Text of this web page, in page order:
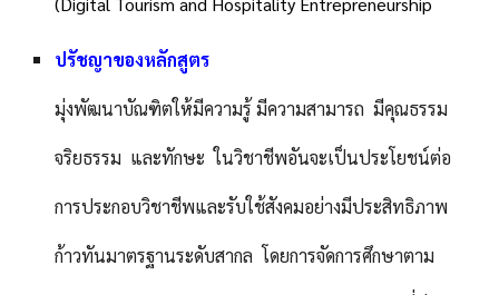
ปรัชญาของหลักสูตร
มุ่งพัฒนาบัณฑิตให้มีความรู้ มีความสามารถ มีคุณธรรม
จริยธรรม และทักษะ ในวิชาชีพอันจะเป็นประโยชน์ต่อ
การประกอบวิชาชีพและรับใช้สังคมอย่างมีประสิทธิภาพ
ก้าวทันมาตรฐานระดับสากล โดยการจัดการศึกษาตาม